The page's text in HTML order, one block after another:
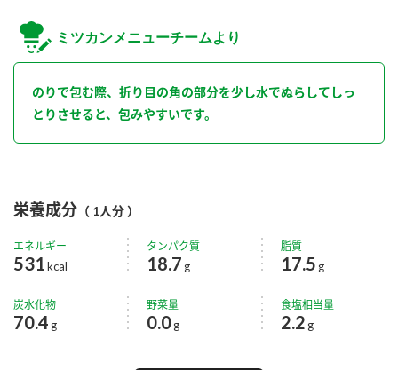
ミツカンメニューチームより
のりで包む際、折り目の角の部分を少し水でぬらしてしっ
とりさせると、包みやすいです。
栄養成分 （ 1人分 ）
エネルギー
531 kcal
タンパク質
18.7 g
脂質
17.5 g
炭水化物
70.4 g
野菜量
0.0g
食塩相当量
2.2 g